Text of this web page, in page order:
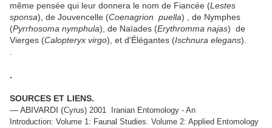
même pensée qui leur donnera le nom de Fiancée (Lestes
sponsa), de Jouvencelle (Coenagrion puella) , de Nymphes
(Pyrrhosoma nymphula), de Naïades (Erythromma najas) de
Vierges (Calopteryx virgo), et d'Élégantes (Ischnura elegans).
.
SOURCES ET LIENS.
— ABIVARDI (Cyrus) 2001 Iranian Entomology - An
Introduction: Volume 1: Faunal Studies. Volume 2: Applied Entomology